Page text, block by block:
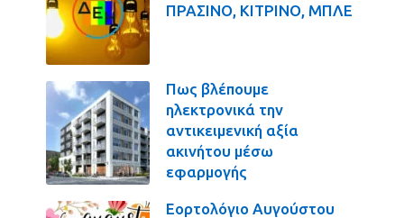
ΠΡΑΣΙΝΟ, ΚΙΤΡΙΝΟ, ΜΠΛΕ
Πως βλέπουμε
ηλεκτρονικά την
αντικειμενική αξία
ακινήτου μέσω
εφαρμογής
Εορτολόγιο Αυγούστου